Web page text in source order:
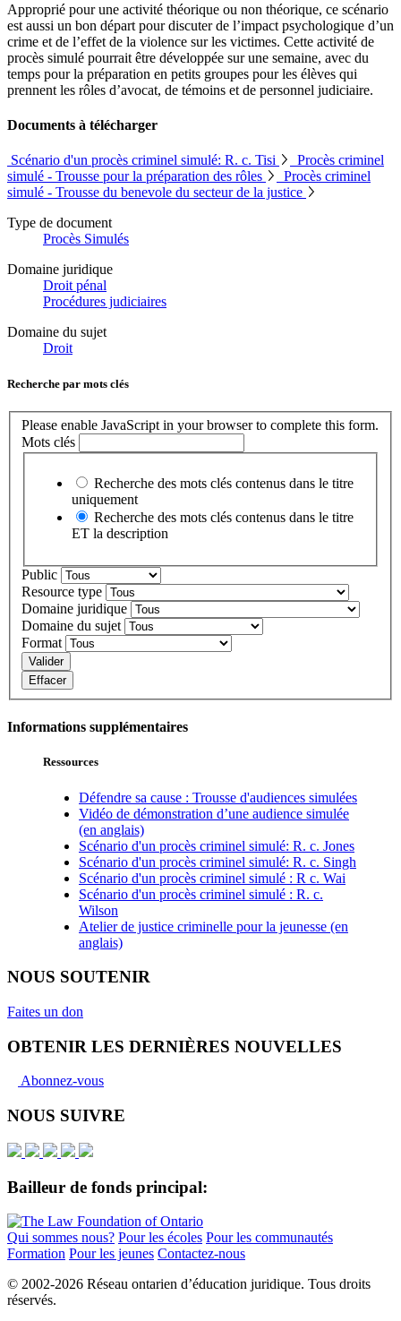
Approprié pour une activité théorique ou non théorique, ce scénario
est aussi un bon départ pour discuter de l’impact psychologique d’un
crime et de l’effet de la violence sur les victimes. Cette activité de
procès simulé pourrait être développée sur une semaine, avec du
temps pour la préparation en petits groupes pour les élèves qui
prennent les rôles d’avocat, de témoins et de personnel judiciaire.
Documents à télécharger
Scénario d'un procès criminel simulé: R. c. Tisi
Procès criminel
simulé - Trousse pour la préparation des rôles
Procès criminel
simulé - Trousse du benevole du secteur de la justice
Type de document
Procès Simulés
Domaine juridique
Droit pénal
Procédures judiciaires
Domaine du sujet
Droit
Recherche par mots clés
Please enable JavaScript in your browser to complete this form.
Mots clés
Recherche des mots clés contenus dans le titre
uniquement
Recherche des mots clés contenus dans le titre
ET la description
Public
Resource type
Domaine juridique
Domaine du sujet
Format
Valider
Effacer
Informations supplémentaires
Ressources
Défendre sa cause : Trousse d'audiences simulées
Vidéo de démonstration d’une audience simulée
(en anglais)
Scénario d'un procès criminel simulé: R. c. Jones
Scénario d'un procès criminel simulé: R. c. Singh
Scénario d'un procès criminel simulé : R c. Wai
Scénario d'un procès criminel simulé : R. c.
Wilson
Atelier de justice criminelle pour la jeunesse (en
anglais)
NOUS SOUTENIR
Faites un don
OBTENIR LES DERNIÈRES NOUVELLES
Abonnez-vous
NOUS SUIVRE
Bailleur de fonds principal:
Qui sommes nous? Pour les écoles Pour les communautés
Formation Pour les jeunes Contactez-nous
© 2002-2026 Réseau ontarien d’éducation juridique. Tous droits
réservés.